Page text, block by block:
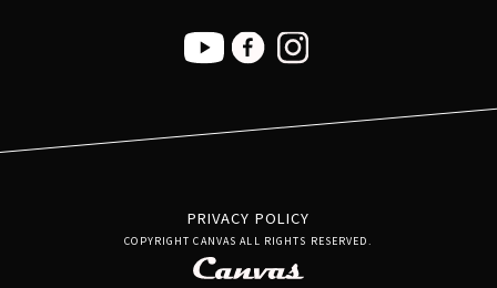
PRIVACY POLICY
COPYRIGHT CANVAS ALL RIGHTS RESERVED.